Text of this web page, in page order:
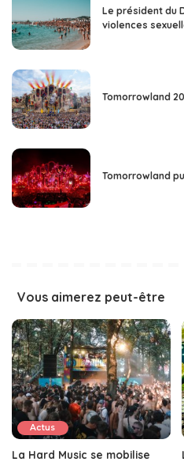
Le président du
violences
Tomorrowland
Tomorrowland
Vous aimerez peut-être
Actus
La Hard Music se mobilise